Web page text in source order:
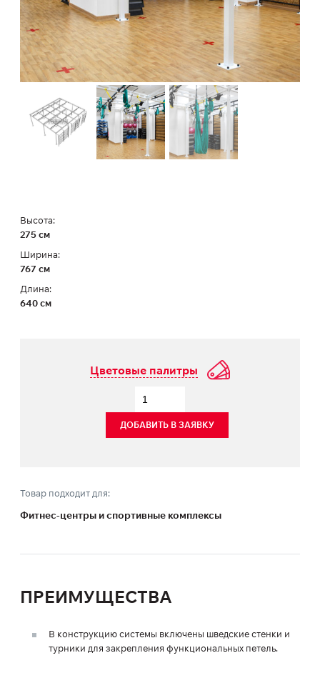
Высота:
275 см
Ширина:
767 см
Длина:
640 см
Цветовые палитры
ДОБАВИТЬ В ЗАЯВКУ
Товар подходит для:
Фитнес-центры и спортивные комплексы
ПРЕИМУЩЕСТВА
В конструкцию системы включены шведские стенки и
турники для закрепления функциональных петель.